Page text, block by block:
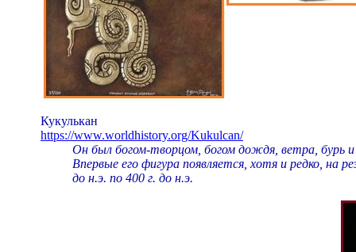
Кукулькан
https://www.worldhistory.org/Kukulcan/
Он был богом-творцом, богом дождя, ветра, бурь
Впервые его фигура появляется, хотя и редко, на
до н.э. по 400 г. до н.э.